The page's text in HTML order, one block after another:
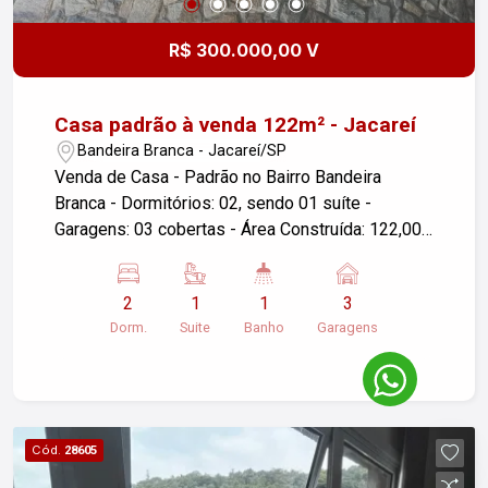
R$ 300.000,00 V
Casa padrão à venda 122m² - Jacareí
Bandeira Branca - Jacareí/SP
Venda de Casa - Padrão no Bairro Bandeira
Branca - Dormitórios: 02, sendo 01 suíte -
Garagens: 03 cobertas - Área Construída: 122,00
Jacareí/SP Excelente oportunidade para quem
busca conforto e espaço em um bairro tranquilo!
Não perca a chance de conhecer este imóvel!
2
Dorm.
1
Suite
1
Banho
3
Garagens
Cód. 28605